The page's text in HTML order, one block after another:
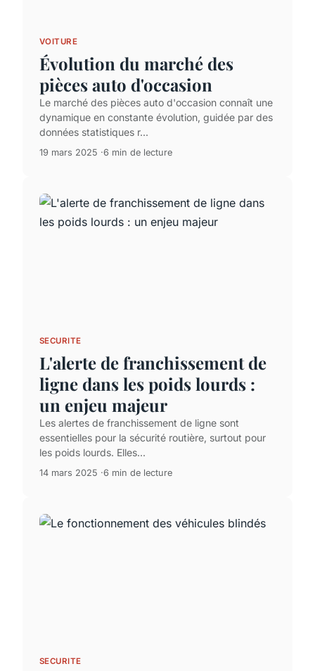
VOITURE
Évolution du marché des
pièces auto d'occasion
Le marché des pièces auto d'occasion connaît une
dynamique en constante évolution, guidée par des
données statistiques r...
19 mars 2025 6 min de lecture
SECURITE
L'alerte de franchissement de
ligne dans les poids lourds :
un enjeu majeur
Les alertes de franchissement de ligne sont
essentielles pour la sécurité routière, surtout pour
les poids lourds. Elles...
14 mars 2025 6 min de lecture
SECURITE